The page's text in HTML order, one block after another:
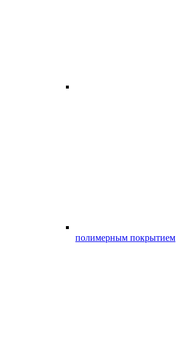
полимерным покрытием